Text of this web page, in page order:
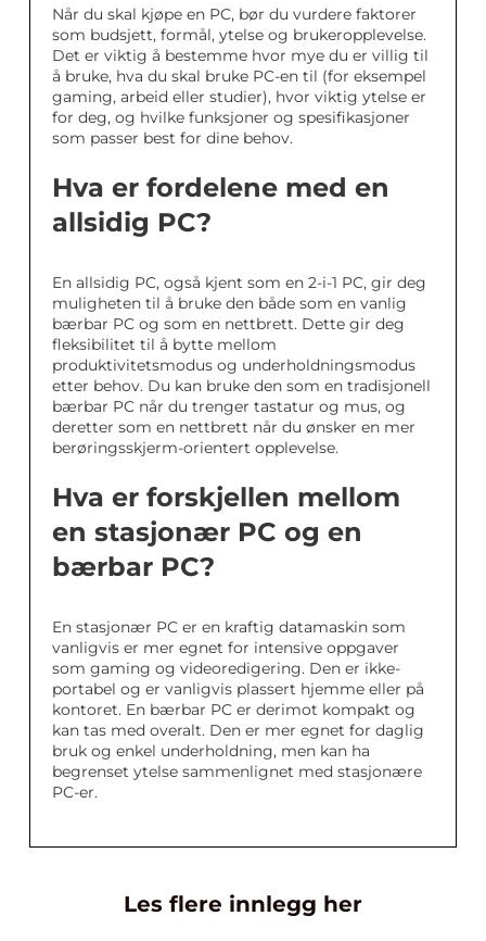
Når du skal kjøpe en PC, bør du vurdere faktorer
som budsjett, formål, ytelse og brukeropplevelse.
Det er viktig å bestemme hvor mye du er villig til
å bruke, hva du skal bruke PC-en til (for eksempel
gaming, arbeid eller studier), hvor viktig ytelse er
for deg, og hvilke funksjoner og spesifikasjoner
som passer best for dine behov.
Hva er fordelene med en
allsidig PC?
En allsidig PC, også kjent som en 2-i-1 PC, gir deg
muligheten til å bruke den både som en vanlig
bærbar PC og som en nettbrett. Dette gir deg
fleksibilitet til å bytte mellom
produktivitetsmodus og underholdningsmodus
etter behov. Du kan bruke den som en tradisjonell
bærbar PC når du trenger tastatur og mus, og
deretter som en nettbrett når du ønsker en mer
berøringsskjerm-orientert opplevelse.
Hva er forskjellen mellom
en stasjonær PC og en
bærbar PC?
En stasjonær PC er en kraftig datamaskin som
vanligvis er mer egnet for intensive oppgaver
som gaming og videoredigering. Den er ikke-
portabel og er vanligvis plassert hjemme eller på
kontoret. En bærbar PC er derimot kompakt og
kan tas med overalt. Den er mer egnet for daglig
bruk og enkel underholdning, men kan ha
begrenset ytelse sammenlignet med stasjonære
PC-er.
Les flere innlegg her